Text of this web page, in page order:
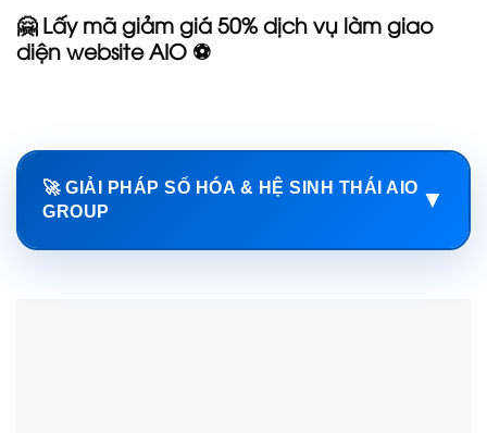
🤗 Lấy mã giảm giá 50% dịch vụ làm giao
diện website AIO ⚽
🚀 GIẢI PHÁP SỐ HÓA & HỆ SINH THÁI AIO
GROUP
▼